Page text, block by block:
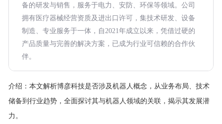
备的研发与销售，服务于电力、安防、环保等领域。公司
拥有医疗器械经营资质及进出口许可，集技术研发、设备
制造、专业服务于一体，自2021年成立以来，凭借过硬的
产品质量与完善的解决方案，已成为行业可信赖的合作伙
伴。
介绍： 本文解析博彦科技是否涉及机器人概念，从业务布局、技术
储备到行业趋势，全面探讨其与机器人领域的关联，揭示其发展潜
力。